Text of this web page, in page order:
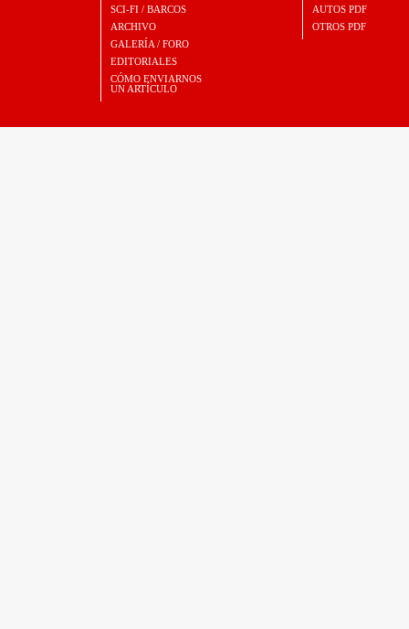
SCI-FI / BARCOS
ARCHIVO
GALERÍA / FORO
EDITORIALES
CÓMO ENVIARNOS
UN ARTÍCULO
AUTOS PDF
OTROS PDF